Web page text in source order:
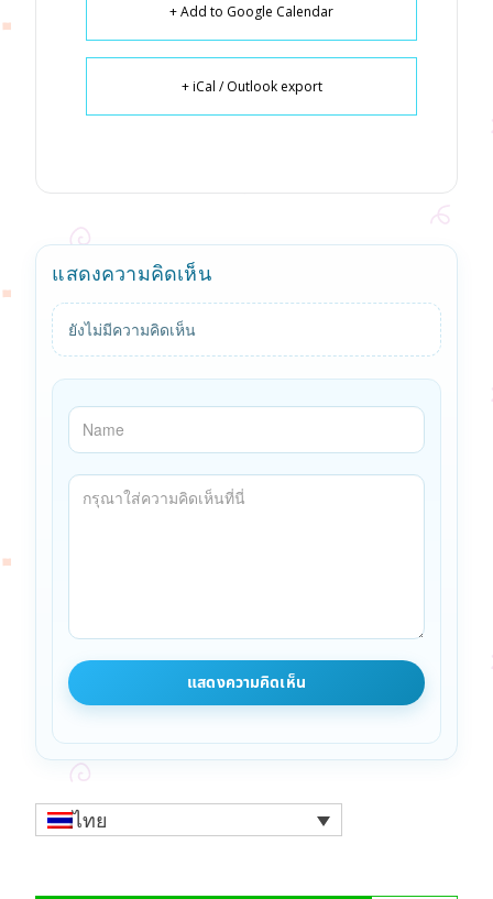
+ Add to Google Calendar
+ iCal / Outlook export
แสดงความคิดเห็น
ยังไม่มีความคิดเห็น
ไทย